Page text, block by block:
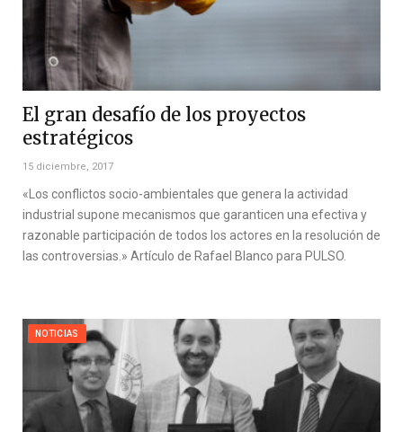
El gran desafío de los proyectos
estratégicos
15 diciembre, 2017
«Los conflictos socio-ambientales que genera la actividad
industrial supone mecanismos que garanticen una efectiva y
razonable participación de todos los actores en la resolución de
las controversias.» Artículo de Rafael Blanco para PULSO.
NOTICIAS